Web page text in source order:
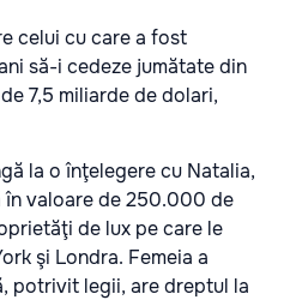
celui cu care a fost
să-i cedeze jumătate din
7,5 miliarde de dolari,
la o înţelegere cu Natalia,
valoare de 250.000 de
de lux pe care le
şi Londra. Femeia a
potrivit legii, are dreptul la